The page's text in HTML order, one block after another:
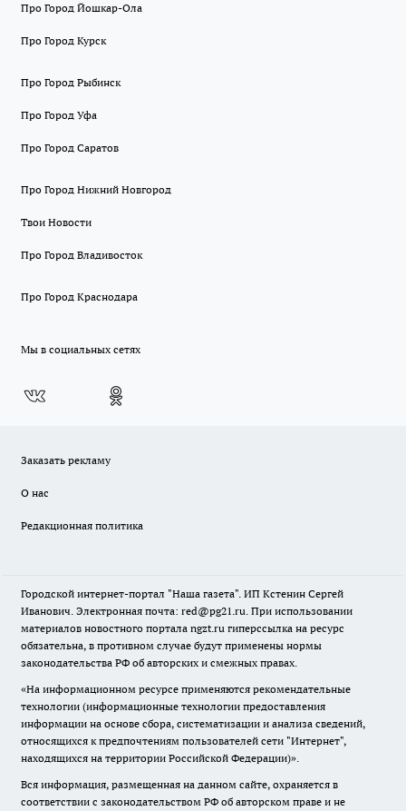
Про Город Йошкар-Ола
Про Город Курск
Про Город Рыбинск
Про Город Уфа
Про Город Саратов
Про Город Нижний Новгород
Твои Новости
Про Город Владивосток
Про Город Краснодара
Мы в социальных сетях
Заказать рекламу
О нас
Редакционная политика
Городской интернет-портал "Наша газета". ИП Кстенин Сергей
Иванович. Электронная почта: red@pg21.ru. При использовании
материалов новостного портала ngzt.ru гиперссылка на ресурс
обязательна, в противном случае будут применены нормы
законодательства РФ об авторских и смежных правах.
«На информационном ресурсе применяются рекомендательные
технологии (информационные технологии предоставления
информации на основе сбора, систематизации и анализа сведений,
относящихся к предпочтениям пользователей сети "Интернет",
находящихся на территории Российской Федерации)».
Вся информация, размещенная на данном сайте, охраняется в
соответствии с законодательством РФ об авторском праве и не